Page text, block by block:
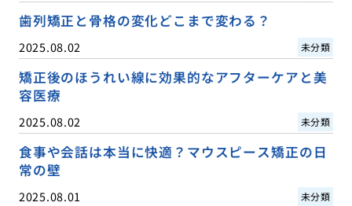
歯列矯正と骨格の変化どこまで変わる？
2025.08.02 未分類
矯正後のほうれい線に効果的なアフターケアと美
容医療
2025.08.02 未分類
食事や会話は本当に快適？マウスピース矯正の日
常の壁
2025.08.01 未分類